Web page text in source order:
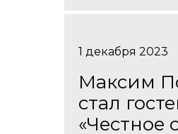
1 декабря 2023
Максим
стал
«Честное